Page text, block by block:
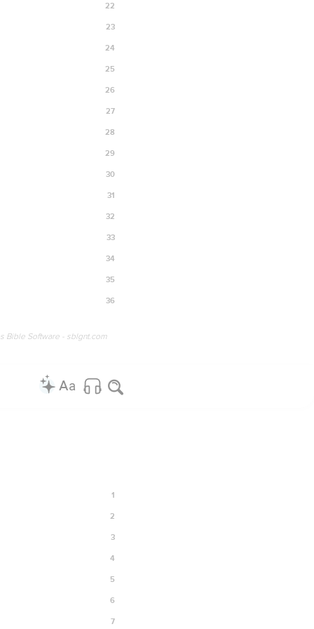
22
23
24
25
26
27
28
29
30
31
32
33
34
35
36
Bible Software - sblgnt.com
1
2
3
4
5
6
7